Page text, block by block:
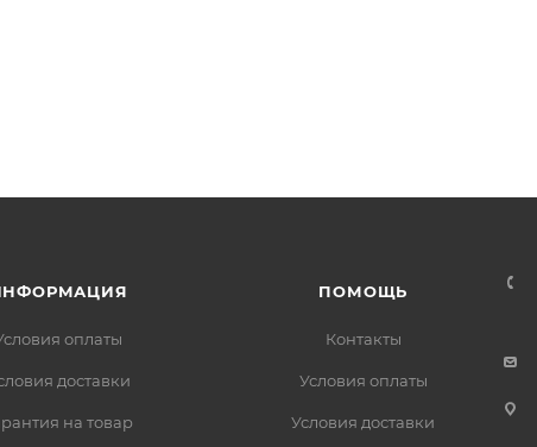
оплаты
доставки
на товар
ПОМОЩЬ
Контакты
Условия оплаты
Условия доставки